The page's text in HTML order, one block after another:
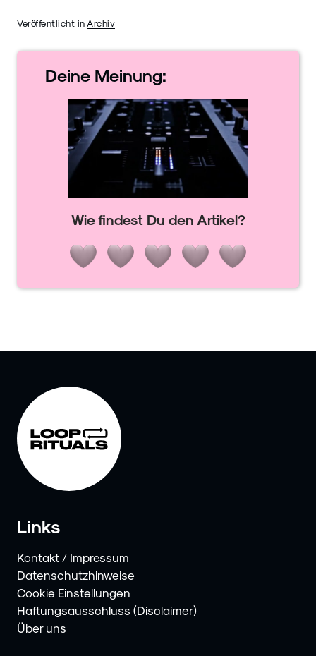
Veröffentlicht in Archiv
Deine Meinung:
Wie findest Du den Artikel?
Links
Kontakt / Impressum
Datenschutzhinweise
Cookie Einstellungen
Haftungsausschluss (Disclaimer)
Über uns